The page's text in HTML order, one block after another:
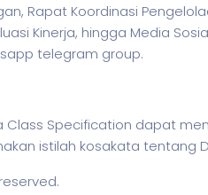
Rapat Koordinasi
Kinerja, hingga Media
telegram group.
Class Specification dapat
istilah kosakata tentang